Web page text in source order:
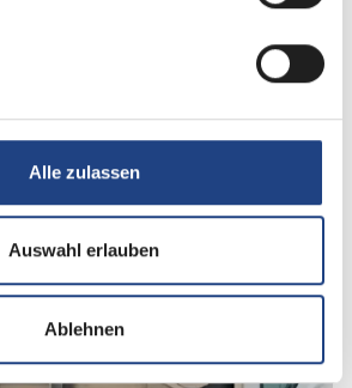
Alle zulassen
Auswahl erlauben
Ablehnen